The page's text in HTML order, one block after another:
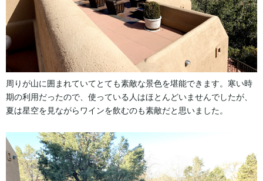
周りが山に囲まれていてとても素敵な景色を堪能できます。寒い時
期の利用だったので、使っている人はほとんどいませんでしたが、
夏は星空を見ながらワインを飲むのも素敵だと思いました。